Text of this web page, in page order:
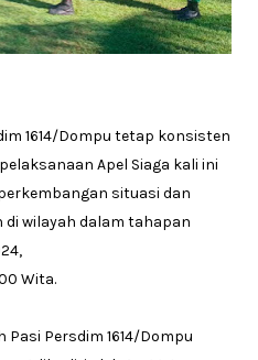
1614/Dompu tetap konsisten
Apel Siaga kali ini
situasi dan
wilayah dalam tahapan
Wita.
Persdim 1614/Dompu